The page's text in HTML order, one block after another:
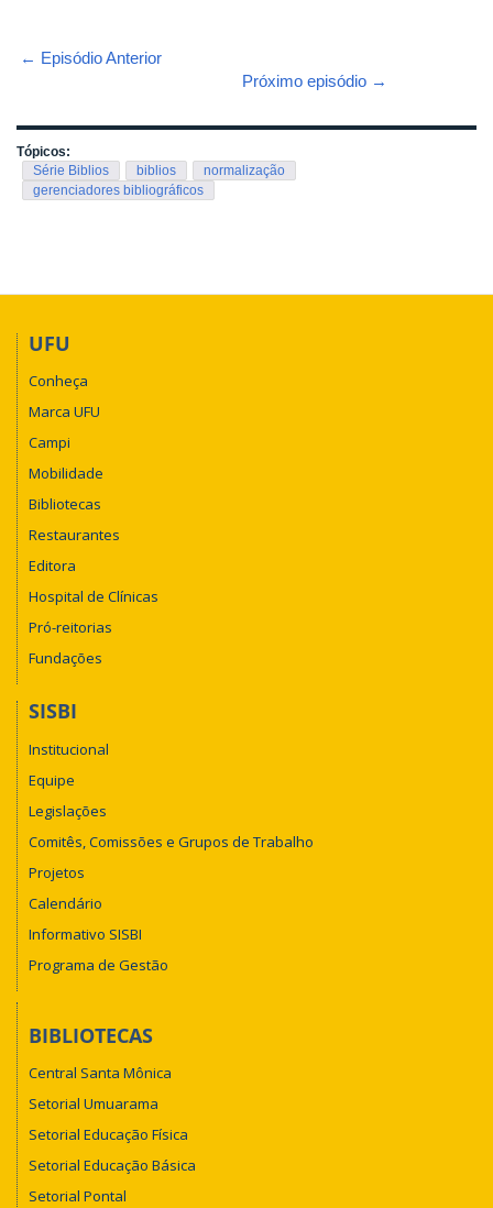
← Episódio Anterior
Próximo episódio →
Tópicos:
Série Biblios
biblios
normalização
gerenciadores bibliográficos
UFU
Conheça
Marca UFU
Campi
Mobilidade
Bibliotecas
Restaurantes
Editora
Hospital de Clínicas
Pró-reitorias
Fundações
SISBI
Institucional
Equipe
Legislações
Comitês, Comissões e Grupos de Trabalho
Projetos
Calendário
Informativo SISBI
Programa de Gestão
BIBLIOTECAS
Central Santa Mônica
Setorial Umuarama
Setorial Educação Física
Setorial Educação Básica
Setorial Pontal